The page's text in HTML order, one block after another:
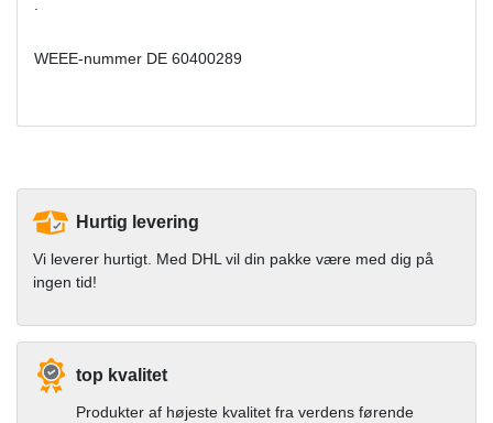
.
WEEE-nummer DE 60400289
Hurtig levering
Vi leverer hurtigt. Med DHL vil din pakke være med dig på
ingen tid!
top kvalitet
Produkter af højeste kvalitet fra verdens førende